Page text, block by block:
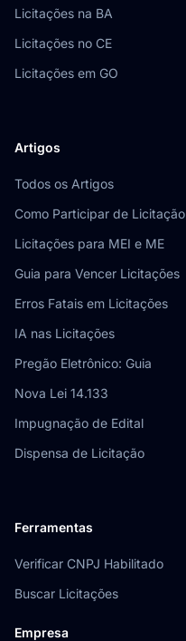
Licitações na BA
Licitações no CE
Licitações em GO
Artigos
Todos os Artigos
Como Participar de Licitação
Licitações para MEI e ME
Guia para Vencer Licitações
Erros Fatais em Licitações
IA nas Licitações
Pregão Eletrônico: Guia
Nova Lei 14.133
Impugnação de Edital
Dispensa de Licitação
Ferramentas
Verificar CNPJ Habilitado
Buscar Licitações
Empresa